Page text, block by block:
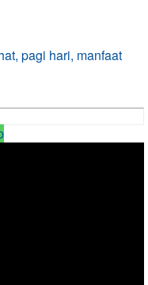
pagi hari, manfaat